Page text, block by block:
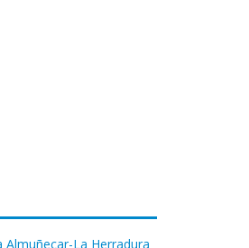
Almuñecar-La Herradura